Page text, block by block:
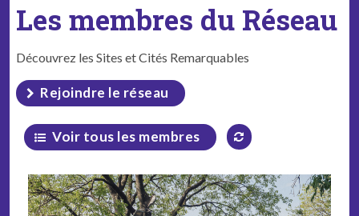
Les membres du Réseau
Découvrez les Sites et Cités Remarquables
Rejoindre le réseau
Voir tous les membres